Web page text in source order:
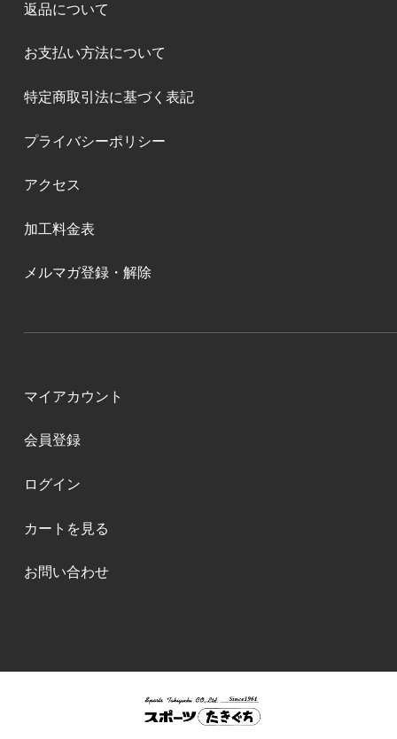
返品について
お支払い方法について
特定商取引法に基づく表記
プライバシーポリシー
アクセス
加工料金表
メルマガ登録・解除
マイアカウント
会員登録
ログイン
カートを見る
お問い合わせ